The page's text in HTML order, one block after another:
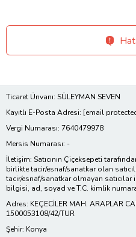
Ticaret Ünvanı: SÜLEYMAN SEVEN
Kayıtlı E-Posta Adresi: [email
Vergi Numarası: 7640479978
Mersis Numarası: -
İletişim: Satıcının Çiçeksepeti
birlikte tacir/esnaf/sanatkar olan
tacir/esnaf/sanatkar olmayan
bilgisi, ad, soyad ve T.C. kimlik
Adres: KEÇECİLER MAH. ARAPLAR
1500053108/42/TUR
Şehir: Konya